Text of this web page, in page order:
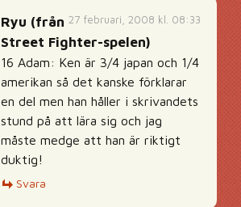
27 februari, 2008 kl. 08:33
Ryu (från
Street Fighter-spelen)
16 Adam: Ken är 3/4 japan och 1/4
amerikan så det kanske förklarar
en del men han håller i skrivandets
stund på att lära sig och jag
måste medge att han är riktigt
duktig!
Svara